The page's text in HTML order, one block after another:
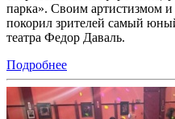
парка». Своим артистизмом и
покорил зрителей самый
театра Федор Даваль.
Подробнее